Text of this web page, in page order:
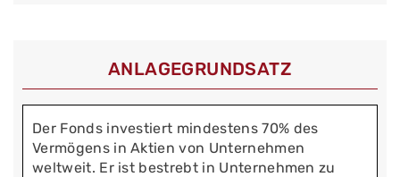
ANLAGEGRUNDSATZ
Der Fonds investiert mindestens 70% des
Vermögens in Aktien von Unternehmen
weltweit. Er ist bestrebt in Unternehmen zu